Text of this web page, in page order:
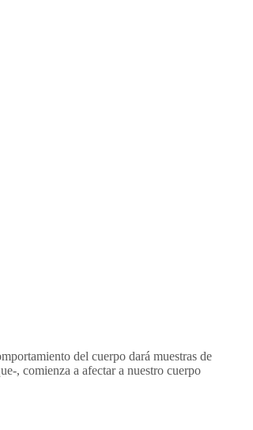
del cuerpo dará muestras de
, comienza a afectar a nuestro cuerpo